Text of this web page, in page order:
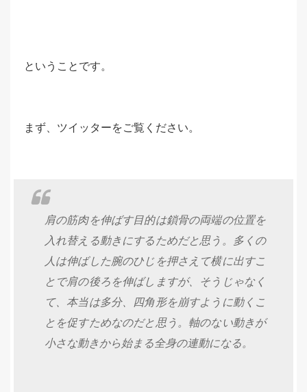
ということです。
まず、ツイッターをご覧ください。
肩の筋肉を伸ばす目的は鎖骨の両端の位置を
入れ替える動きにするためだと思う。多くの
人は伸ばした腕のひじを押さえて横に出すこ
とで肩の後ろを伸ばしますが、そうじゃなく
て、本当は多分、四角形を崩すように動くこ
とを促すためなのだと思う。軸のない動きが
小さな動きから始まる全身の連動になる。